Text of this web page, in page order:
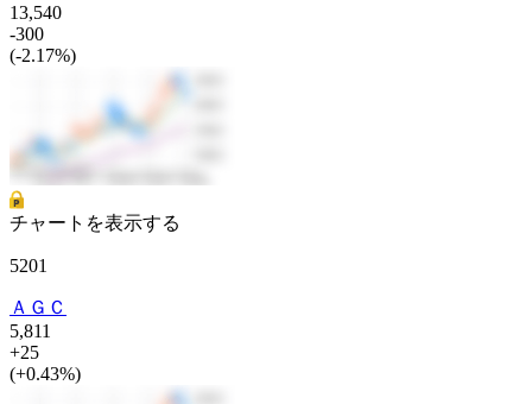
13,540
-300
(-2.17%)
チャートを表示する
5201
ＡＧＣ
5,811
+25
(+0.43%)